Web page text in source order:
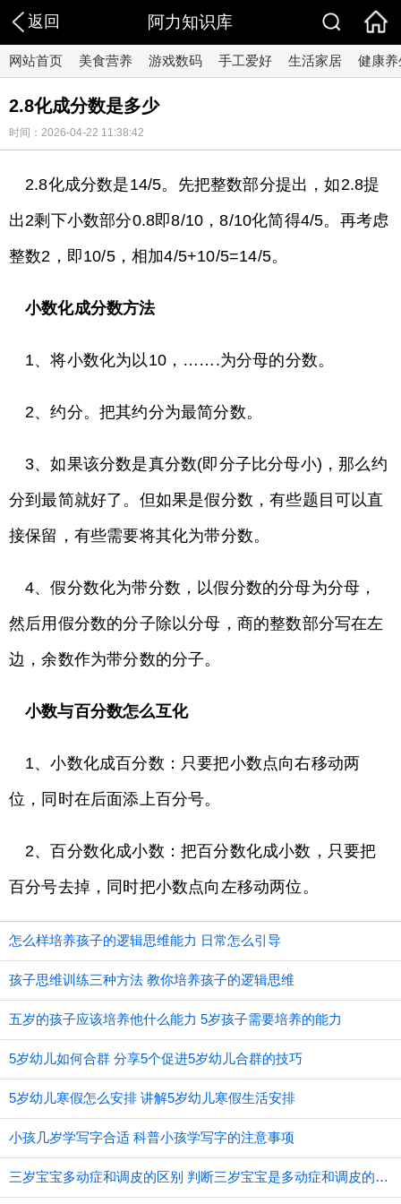
返回 阿力知识库
网站首页 美食营养 游戏数码 手工爱好 生活家居 健康养
2.8化成分数是多少
时间：2026-04-22 11:38:42
2.8化成分数是14/5。先把整数部分提出，如2.8提
出2剩下小数部分0.8即8/10，8/10化简得4/5。再考虑
整数2，即10/5，相加4/5+10/5=14/5。
小数化成分数方法
1、将小数化为以10，…….为分母的分数。
2、约分。把其约分为最简分数。
3、如果该分数是真分数(即分子比分母小)，那么约
分到最简就好了。但如果是假分数，有些题目可以直
接保留，有些需要将其化为带分数。
4、假分数化为带分数，以假分数的分母为分母，
然后用假分数的分子除以分母，商的整数部分写在左
边，余数作为带分数的分子。
小数与百分数怎么互化
1、小数化成百分数：只要把小数点向右移动两
位，同时在后面添上百分号。
2、百分数化成小数：把百分数化成小数，只要把
百分号去掉，同时把小数点向左移动两位。
怎么样培养孩子的逻辑思维能力 日常怎么引导
孩子思维训练三种方法 教你培养孩子的逻辑思维
五岁的孩子应该培养他什么能力 5岁孩子需要培养的能力
5岁幼儿如何合群 分享5个促进5岁幼儿合群的技巧
5岁幼儿寒假怎么安排 讲解5岁幼儿寒假生活安排
小孩几岁学写字合适 科普小孩学写字的注意事项
三岁宝宝多动症和调皮的区别 判断三岁宝宝是多动症和调皮的方法